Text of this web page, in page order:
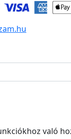
való